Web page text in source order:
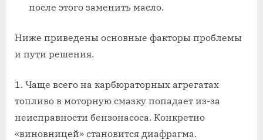
после этого заменить масло.
Ниже приведены основные факторы проблемы
и пути решения.
Чаще всего на карбюраторных агрегатах
топливо в моторную смазку попадает из-за
неисправности бензонасоса. Конкретно
«виновницей» становится диафрагма.